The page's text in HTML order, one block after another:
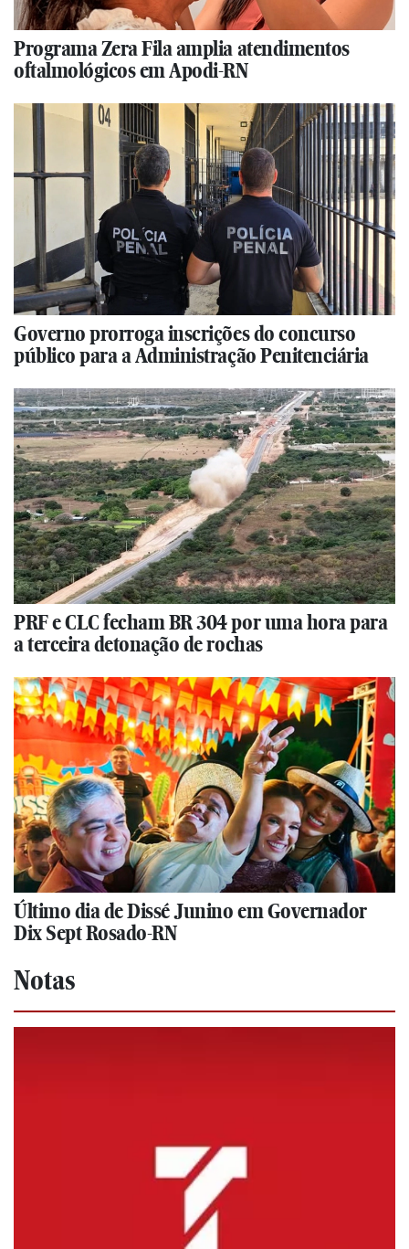
Programa Zera Fila amplia atendimentos
oftalmológicos em Apodi-RN
Governo prorroga inscrições do concurso
público para a Administração Penitenciária
PRF e CLC fecham BR 304 por uma hora para
a terceira detonação de rochas
Último dia de Dissé Junino em Governador
Dix Sept Rosado-RN
Notas